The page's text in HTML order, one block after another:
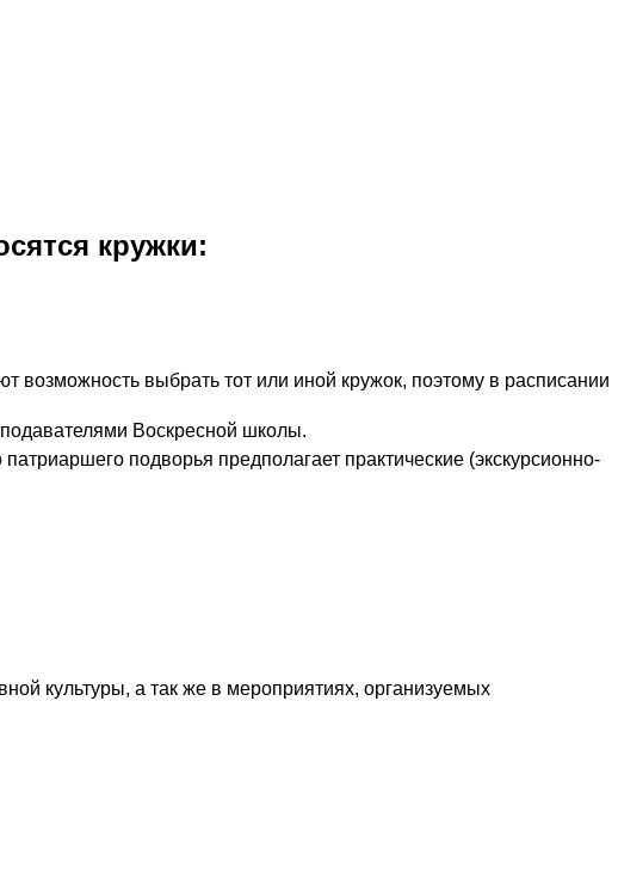
кружки:
возможность выбрать тот или иной кружок, поэтому в расписании
Воскресной школы.
подворья предполагает практические (экскурсионно-
культуры, а так же в мероприятиях, организуемых